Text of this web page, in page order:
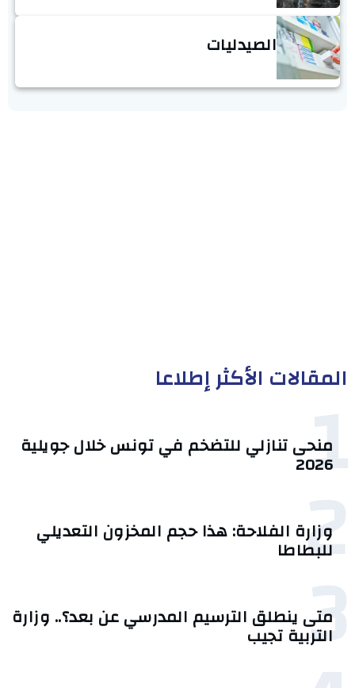
الصيدليات
المقالات الأكثر إطلاعا
1 منحى تنازلي ‎للتضخم في تونس خلال جويلية
2026‎
2
وزارة الفلاحة: هذا حجم المخزون التعديلي
للبطاطا
3
متى ينطلق الترسيم المدرسي عن بعد؟.. وزارة
التربية تجيب